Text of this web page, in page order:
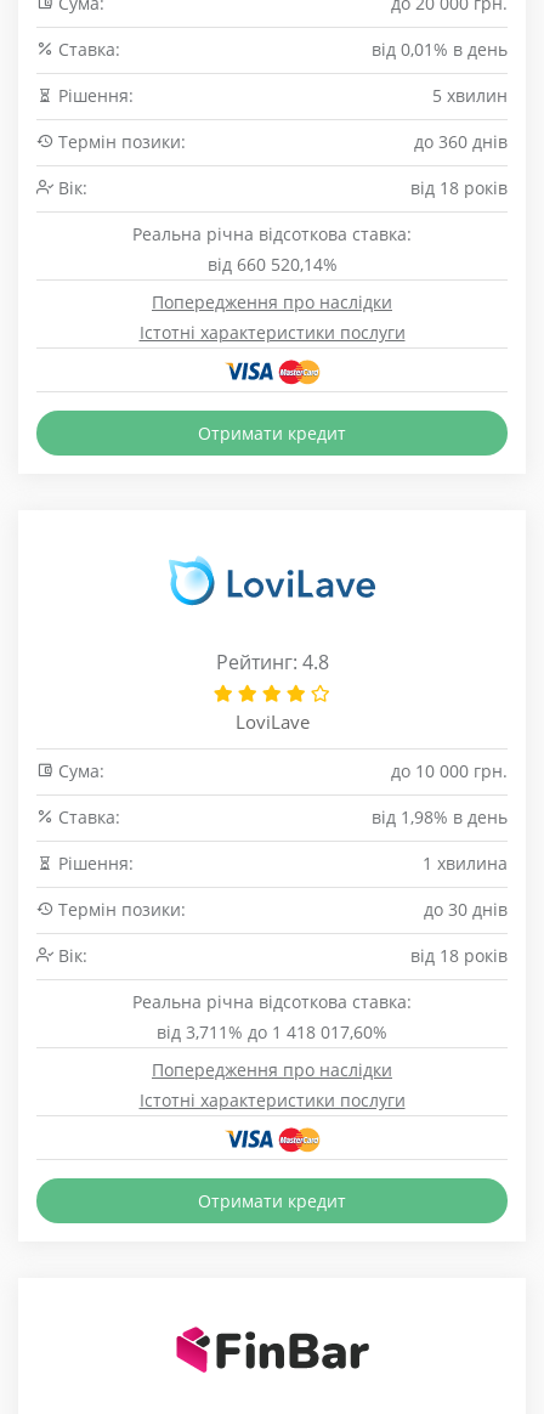
Cтавка:
від 0,01% в день
Рішення:
5 хвилин
Термін позики:
до 360 днів
Вік:
від 18 років
Реальна річна відсоткова ставка:
від 660 520,14%
Попередження про наслідки
Істотні характеристики послуги
Отримати кредит
Рейтинг: 4.8
LoviLave
Сума:
до 10 000 грн.
Cтавка:
від 1,98% в день
Рішення:
1 хвилина
Термін позики:
до 30 днів
Вік:
від 18 років
Реальна річна відсоткова ставка:
від 3,711% до 1 418 017,60%
Попередження про наслідки
Істотні характеристики послуги
Отримати кредит